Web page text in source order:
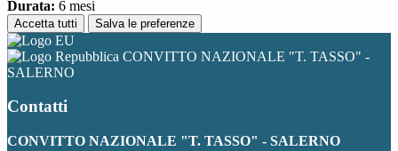
Durata: 6 mesi
Accetta tutti Salva le preferenze
CONVITTO NAZIONALE "T. TASSO" -
SALERNO
Contatti
CONVITTO NAZIONALE "T. TASSO" - SALERNO